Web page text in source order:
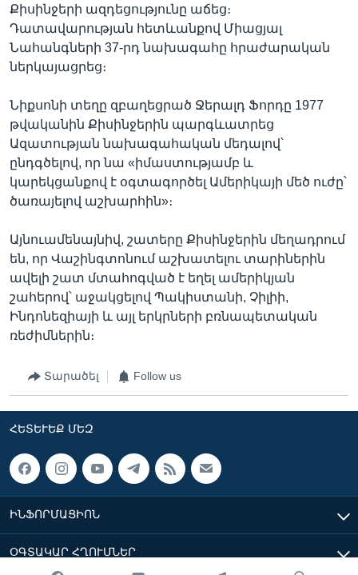
Քիսինջերի ազդեցությունը աճեց։
Դատավարության հետևանքով Միացյալ
Նահանգների 37-րդ նախագահը հրաժարական
ներկայացրեց։
Նիքսոնի տեղը զբաղեցրած Ջերալդ Ֆորդը 1977
թվականին Քիսինջերին պարգևատրեց
Ազատության նախագահական մեդալով՝
ընդգծելով, որ նա «իմաստությամբ և
կարեկցանքով է օգտագործել Ամերիկայի մեծ ուժը՝
ծառայելով աշխարհին»։
Այնուամենայնիվ, շատերը Քիսինջերին մեղադրում
են, որ Վաշինգտոնում աշխատելու տարիներին
ավելի շատ մտահոգված է եղել ամերիկյան
շահերով՝ աջակցելով Պակիստանի, Չիլիի,
Ինդոնեզիայի և այլ երկրների բռնապետական
ռեժիմներին։
Տարածել Follow us
ՀԵՏԵՒԵՔ ՄԵԶ
ԻՆՖՈՐՄԱՑԻՈՆ
ՕԳՏԱԿԱՐ ՀՂՈՒՄՆԵՐ